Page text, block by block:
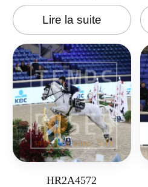
Lire la suite
HR2A4572